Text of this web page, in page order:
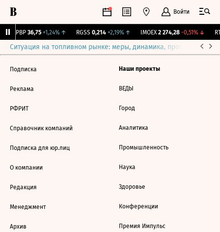
Войти
BSPBP 36,75 +1,24%↑ RGSS 0,214 +2,19%↑ IMOEX 2 274,28 -0,51%↓
Ситуация на топливном рынке: меры, динамика, прогнозы
Подписка
Реклама
РФРИТ
Справочник компаний
Подписка для юр.лиц
О компании
Редакция
Менеджмент
Архив
Наши проекты
ВЕДЫ
Город
Аналитика
Промышленность
Наука
Здоровье
Конференции
Премия Импульс